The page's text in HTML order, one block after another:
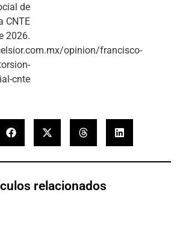
de
CNTE
2026.
opinion/francisco-
cnte
relacionados